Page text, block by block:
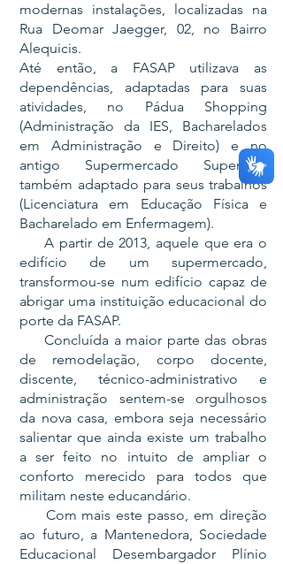
modernas instalações, localizadas na
Rua Deomar Jaegger, 02, no Bairro
Alequicis.
Até então, a FASAP utilizava as
dependências, adaptadas para suas
atividades, no Pádua Shopping
(Administração da IES, Bacharelados
em Administração e Direito) e no
antigo Supermercado Superthal,
também adaptado para seus trabalhos
(Licenciatura em Educação Física e
Bacharelado em Enfermagem).
A partir de 2013, aquele que era o
edifício de um supermercado,
transformou-se num edifício capaz de
abrigar uma instituição educacional do
porte da FASAP.
Concluída a maior parte das obras
de remodelação, corpo docente,
discente, técnico-administrativo e
administração sentem-se orgulhosos
da nova casa, embora seja necessário
salientar que ainda existe um trabalho
a ser feito no intuito de ampliar o
conforto merecido para todos que
militam neste educandário.
Com mais este passo, em direção
ao futuro, a Mantenedora, Sociedade
Educacional Desembargador Plínio